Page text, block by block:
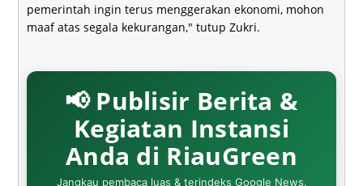
pemerintah ingin terus menggerakan ekonomi, mohon
maaf atas segala kekurangan," tutup Zukri.
📢 Publisir Berita &
Kegiatan Instansi
Anda di RiauGreen
Jangkau pembaca luas & terindeks Google News.